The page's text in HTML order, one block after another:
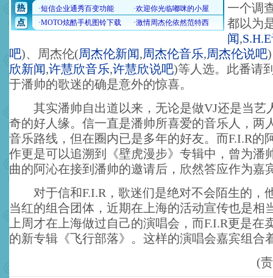
一个调
都以为
闻,
吧)、周杰伦(周杰伦新闻,周杰伦音乐,周杰伦说吧)
欣新闻,许慧欣音乐,许慧欣说吧)等人选。此番请
于潘帅的歌迷的确是意外的惊喜。
其实潘帅自出道以来，无论是做VJ还是当艺
奇的好人缘。信一直是潘帅所喜爱的音乐人，两
音乐路线，但在圈内已是多年的好友。而F.I.R的
作更是可以追溯到《壁虎漫步》专辑中，曾为潘
曲的阿沁在接到潘帅的邀请后，欣然答应作为嘉
对于信和F.I.R，歌迷们是绝对不会陌生的，
当红的组合团体，近期在上海的活动宣传也是相
上周才在上海做过自己的演唱会，而F.I.R更是在
的新专辑《飞行部落》。这样的演唱会嘉宾组合
(